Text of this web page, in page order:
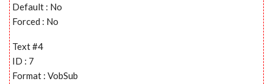
Default : No
Forced : No
Text #4
ID : 7
Format : VobSub